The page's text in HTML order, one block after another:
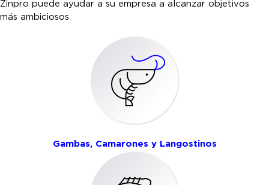
Zinpro puede ayudar a su empresa a alcanzar objetivos
más ambiciosos
Gambas, Camarones y Langostinos